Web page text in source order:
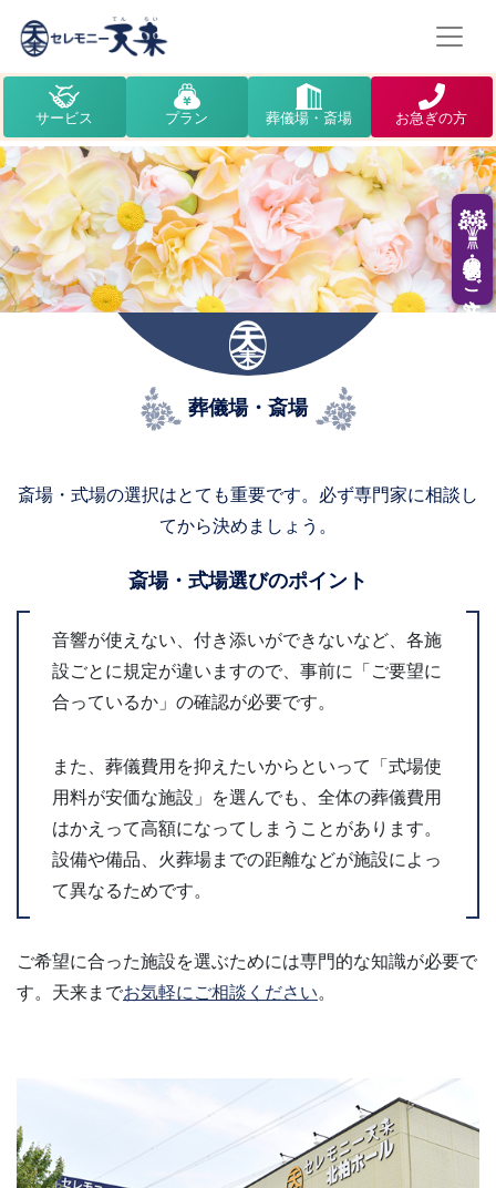
供花・供物のご注文
サービス プラン 葬儀場・斎場 お急ぎの方
葬儀場・斎場
斎場・式場の選択はとても重要です。必ず専門家に相談し
てから決めましょう。
斎場・式場選びのポイント
音響が使えない、付き添いができないなど、各施
設ごとに規定が違いますので、事前に「ご要望に
合っているか」の確認が必要です。
また、葬儀費用を抑えたいからといって「式場使
用料が安価な施設」を選んでも、全体の葬儀費用
はかえって高額になってしまうことがあります。
設備や備品、火葬場までの距離などが施設によっ
て異なるためです。
ご希望に合った施設を選ぶためには専門的な知識が必要で
す。天来までお気軽にご相談ください。